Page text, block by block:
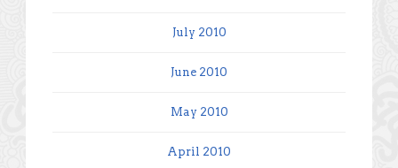
July 2010
June 2010
May 2010
April 2010